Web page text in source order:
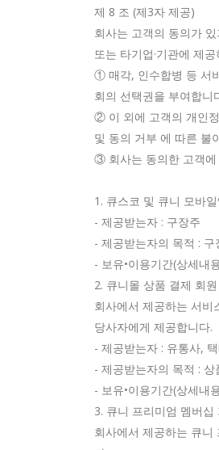
제 8 조 (제3자 제공)
회사는 고객의 동의가
또는 타기업·기관에 제
① 매각, 인수합병 등 서
회의 선택권을 부여합니
② 이 외에 고객의 개인
및 동의 거부 에 따른 불
③ 회사는 동의한 고객에
1. 큐스코 및 큐니 모바
- 제공받는자 : 구장주
- 제공받는자의 목적 :
- 보유•이용기간(상세내
2. 큐니몰 상품 결제 회원
회사에서 제공하는 서
당사자에게 제공합니다.
- 제공받는자 : 유통사,
- 제공받는자의 목적 :
- 보유•이용기간(상세내
3. 큐니 프리미엄 멤버십
회사에서 제공하는 큐